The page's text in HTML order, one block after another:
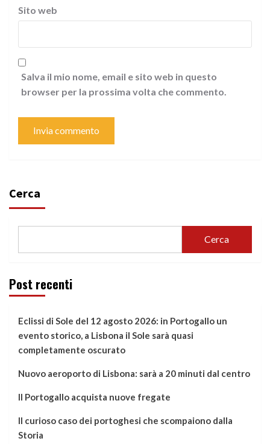
Sito web
Salva il mio nome, email e sito web in questo
browser per la prossima volta che commento.
Cerca
Cerca
Post recenti
Eclissi di Sole del 12 agosto 2026: in Portogallo un
evento storico, a Lisbona il Sole sarà quasi
completamente oscurato
Nuovo aeroporto di Lisbona: sarà a 20 minuti dal centro
Il Portogallo acquista nuove fregate
Il curioso caso dei portoghesi che scompaiono dalla
Storia